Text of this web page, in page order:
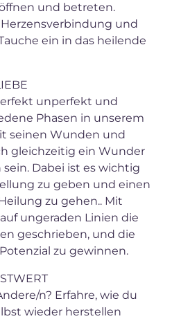
und betreten.
und
ein in das heilende
unperfekt und
Phasen in unserem
seinen Wunden und
gleichzeitig ein Wunder
Dabei ist es wichtig
zu geben und einen
zu gehen.. Mit
ungeraden Linien die
geschrieben, und die
zu gewinnen.
n? Erfahre, wie du
wieder herstellen